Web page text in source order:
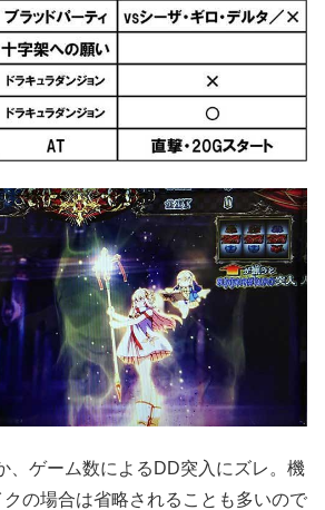
、ゲーム数によるDD突入にズレ。機
の場合は省略されることも多いので